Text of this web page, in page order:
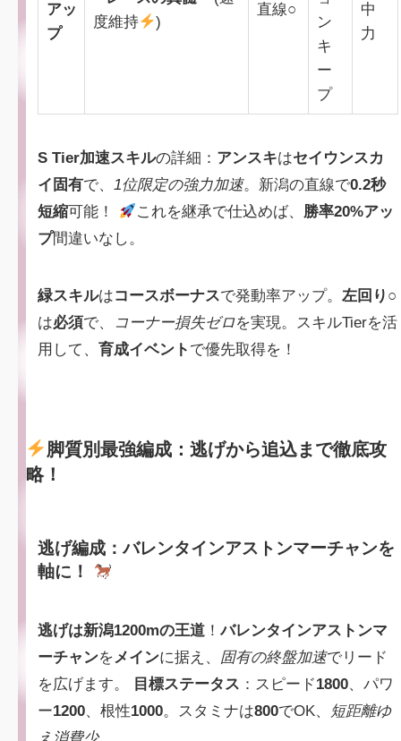
アッ
プ
度維持
)
直線○
ン
キ
ー
プ
中
力
S Tier加速スキルの詳細： アンスキはセイウンスカ
イ固有で、1位限定の強力加速。新潟の直線で0.2秒
短縮可能！ これを継承で仕込めば、 勝率20%アッ
プ間違いなし。
緑スキルはコースボーナスで発動率アップ。左回り○
は必須で、 コーナー損失ゼロを実現。スキルTierを活
用して、 育成イベント で優先取得を！
脚質別最強編成：逃げから追込まで徹底攻
略！
逃げ編成：バレンタインアストンマーチャンを
軸に！
逃げは新潟1200mの王道 ！バレンタインアストンマ
ーチャンを メインに据え、 固有の終盤加速でリード
を広げます。
目標ステータス ：スピード1800、パワ
ー1200、根性1000。スタミナは800でOK、 短距離ゆ